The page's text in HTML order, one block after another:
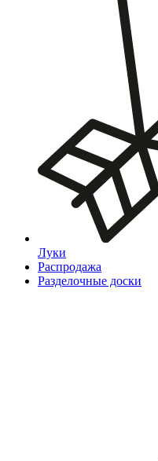
Луки
Распродажа
Разделочные доски